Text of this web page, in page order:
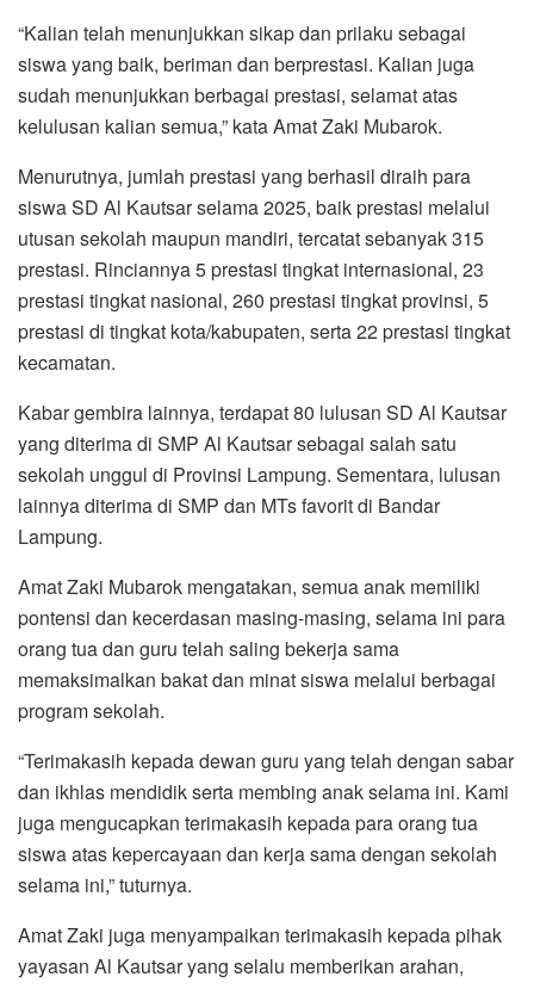
“Kalian telah menunjukkan sikap dan prilaku sebagai
siswa yang baik, beriman dan berprestasi. Kalian juga
sudah menunjukkan berbagai prestasi, selamat atas
kelulusan kalian semua,” kata Amat Zaki Mubarok.
Menurutnya, jumlah prestasi yang berhasil diraih para
siswa SD Al Kautsar selama 2025, baik prestasi melalui
utusan sekolah maupun mandiri, tercatat sebanyak 315
prestasi. Rinciannya 5 prestasi tingkat internasional, 23
prestasi tingkat nasional, 260 prestasi tingkat provinsi, 5
prestasi di tingkat kota/kabupaten, serta 22 prestasi tingkat
kecamatan.
Kabar gembira lainnya, terdapat 80 lulusan SD Al Kautsar
yang diterima di SMP Al Kautsar sebagai salah satu
sekolah unggul di Provinsi Lampung. Sementara, lulusan
lainnya diterima di SMP dan MTs favorit di Bandar
Lampung.
Amat Zaki Mubarok mengatakan, semua anak memiliki
pontensi dan kecerdasan masing-masing, selama ini para
orang tua dan guru telah saling bekerja sama
memaksimalkan bakat dan minat siswa melalui berbagai
program sekolah.
“Terimakasih kepada dewan guru yang telah dengan sabar
dan ikhlas mendidik serta membing anak selama ini. Kami
juga mengucapkan terimakasih kepada para orang tua
siswa atas kepercayaan dan kerja sama dengan sekolah
selama ini,” tuturnya.
Amat Zaki juga menyampaikan terimakasih kepada pihak
yayasan Al Kautsar yang selalu memberikan arahan,